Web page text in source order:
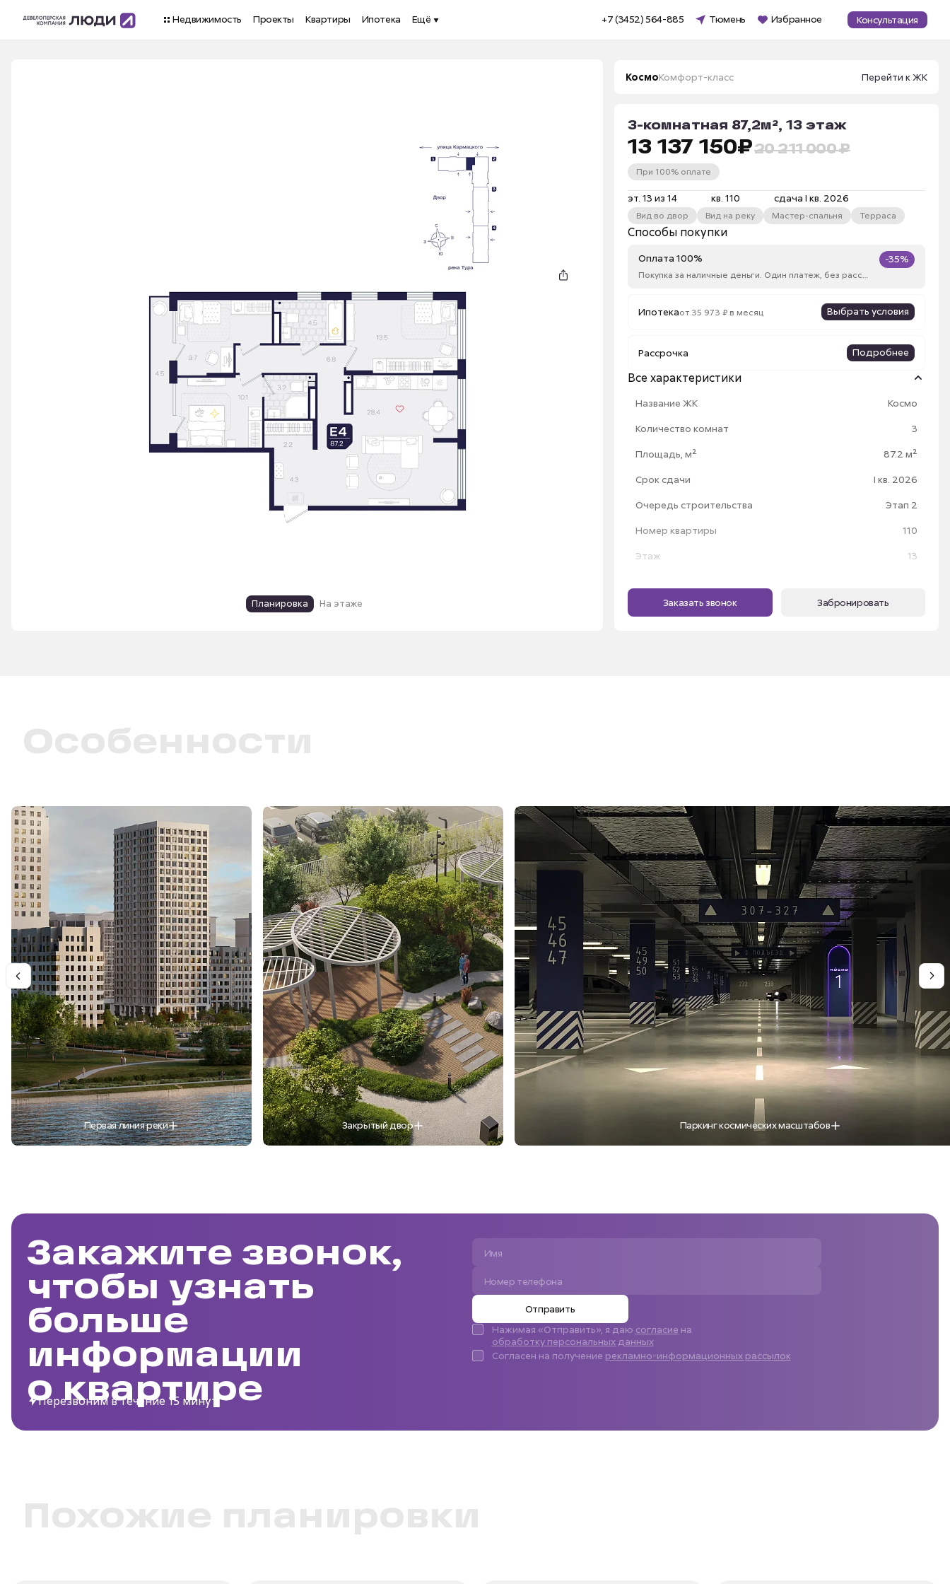
Недвижимость Проекты Квартиры Ипотека Ещё +7 (3452) 564-885 Тюмень Избранное Консультация
Планировка На этаже
КосмоКомфорт-класс Перейти к ЖК
3-комнатная 87,2м², 13 этаж
13 137 150₽20 211 000 ₽
При 100% оплате
эт. 13 из 14 кв. 110 сдача I кв. 2026
Вид во двор Вид на реку Мастер-спальня Терраса
Способы покупки
Оплата 100%
Покупка за наличные деньги. Один платеж, без рассрочки
-35%
Ипотекаот 35 973 ₽ в месяц Выбрать условия
Рассрочка Подробнее
Все характеристики
Название ЖК Космо
Количество комнат 3
Площадь, м² 87.2 м²
Срок сдачи I кв. 2026
Очередь строительства этап 2
Номер квартиры 110
Этаж 13
Высота потолка
Заказать звонок Забронировать
Особенности
Первая линия реки Закрытый двор Паркинг космических масштабов
Закажите звонок,
чтобы узнать
больше
информации
о квартире
Отправить
Нажимая «Отправить», я даю согласие на
обработку персональных данных
Согласен на получение рекламно-информационных рассылок
Перезвоним в течение 15 минут
Похожие планировки